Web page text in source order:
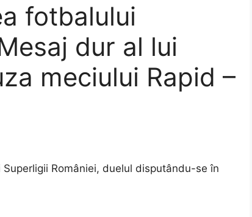
fotbalului
dur al lui
meciului Rapid –
României, duelul disputându-se în